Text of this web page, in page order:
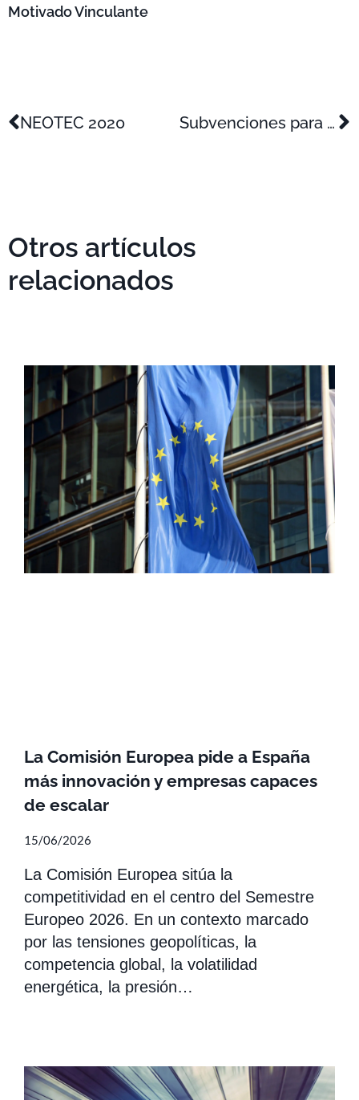
Motivado Vinculante
NEOTEC 2020 Subvenciones para proyectos de innovación de producto relacionados con COVID
Otros artículos
relacionados
La Comisión Europea pide a España
más innovación y empresas capaces
de escalar
15/06/2026
La Comisión Europea sitúa la
competitividad en el centro del Semestre
Europeo 2026. En un contexto marcado
por las tensiones geopolíticas, la
competencia global, la volatilidad
energética, la presión…